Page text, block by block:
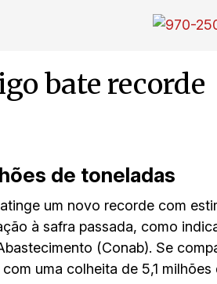
bate recorde
de toneladas
um novo recorde com
à safra passada, como
(Conab). Se
uma colheita de 5,1 milhões